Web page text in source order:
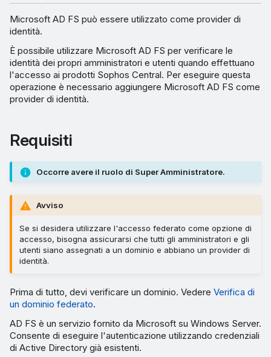
中文（繁體）
Microsoft AD FS può essere utilizzato come provider di
identità.
È possibile utilizzare Microsoft AD FS per verificare le
identità dei propri amministratori e utenti quando effettuano
l'accesso ai prodotti Sophos Central. Per eseguire questa
operazione è necessario aggiungere Microsoft AD FS come
provider di identità.
Requisiti
Occorre avere il ruolo di Super Amministratore.
Avviso
Se si desidera utilizzare l'accesso federato come opzione di
accesso, bisogna assicurarsi che tutti gli amministratori e gli
utenti siano assegnati a un dominio e abbiano un provider di
identità.
Prima di tutto, devi verificare un dominio. Vedere Verifica di
un dominio federato.
AD FS è un servizio fornito da Microsoft su Windows Server.
Consente di eseguire l'autenticazione utilizzando credenziali
di Active Directory già esistenti.